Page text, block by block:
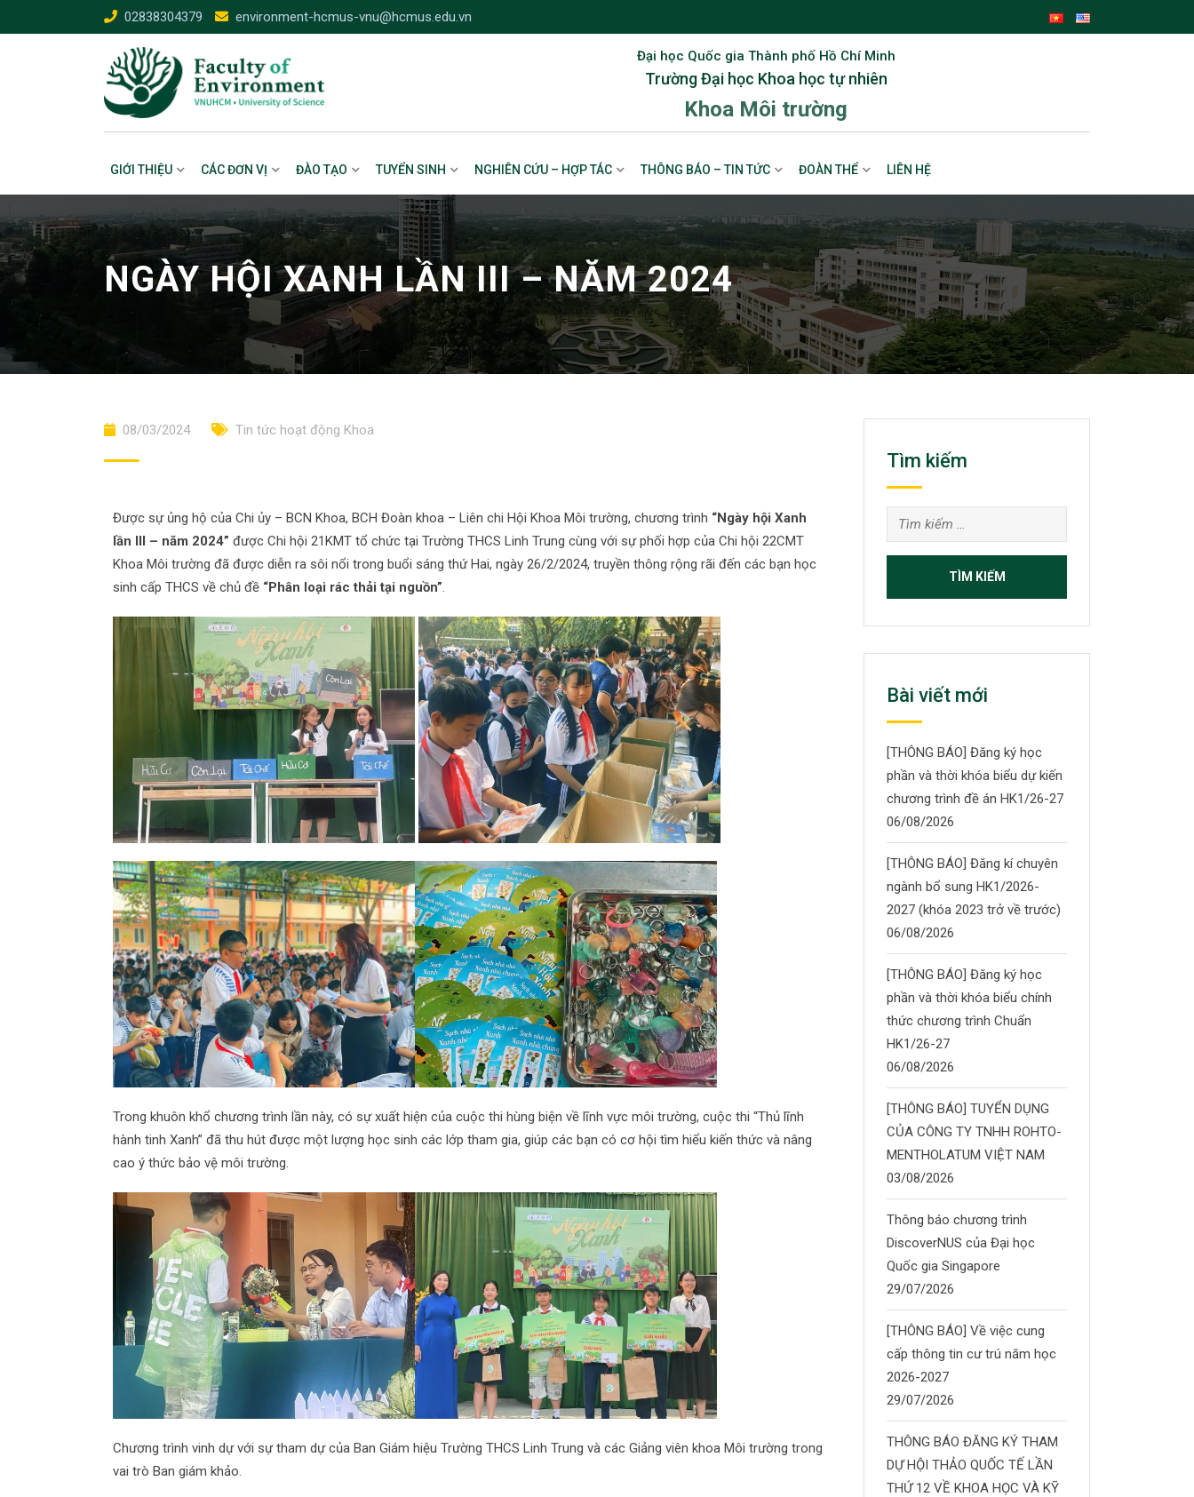
02838304379 environment-hcmus-vnu@hcmus.edu.vn
Đại học Quốc gia Thành phố Hồ Chí Minh
Trường Đại học Khoa học tự nhiên
Khoa Môi trường
GIỚI THIỆU CÁC ĐƠN VỊ ĐÀO TẠO TUYỂN SINH NGHIÊN CỨU – HỢP TÁC THÔNG BÁO – TIN TỨC ĐOÀN THỂ LIÊN HỆ
NGÀY HỘI XANH LẦN III – NĂM 2024
08/03/2024 Tin tức hoạt động Khoa
Được sự ủng hộ của Chi ủy – BCN Khoa, BCH Đoàn khoa – Liên chi Hội Khoa Môi trường, chương trình “Ngày hội Xanh
lần III – năm 2024” được Chi hội 21KMT tổ chức tại Trường THCS Linh Trung cùng với sự phối hợp của Chi hội 22CMT
Khoa Môi trường đã được diễn ra sôi nổi trong buổi sáng thứ Hai, ngày 26/2/2024, truyền thông rộng rãi đến các bạn học
sinh cấp THCS về chủ đề “Phân loại rác thải tại nguồn”.
Trong khuôn khổ chương trình lần này, có sự xuất hiện của cuộc thi hùng biện về lĩnh vực môi trường, cuộc thi “Thủ lĩnh
hành tinh Xanh” đã thu hút được một lượng học sinh các lớp tham gia, giúp các bạn có cơ hội tìm hiểu kiến thức và nâng
cao ý thức bảo vệ môi trường.
Chương trình vinh dự với sự tham dự của Ban Giám hiệu Trường THCS Linh Trung và các Giảng viên khoa Môi trường trong
vai trò Ban giám khảo.
Tìm kiếm
Bài viết mới
[THÔNG BÁO] Đăng ký học
phần và thời khóa biểu dự kiến
chương trình đề án HK1/26-27
06/08/2026
[THÔNG BÁO] Đăng kí chuyên
ngành bổ sung HK1/2026-
2027 (khóa 2023 trở về trước)
06/08/2026
[THÔNG BÁO] Đăng ký học
phần và thời khóa biểu chính
thức chương trình Chuẩn
HK1/26-27
06/08/2026
[THÔNG BÁO] TUYỂN DỤNG
CỦA CÔNG TY TNHH ROHTO-
MENTHOLATUM VIỆT NAM
03/08/2026
Thông báo chương trình
DiscoverNUS của Đại học
Quốc gia Singapore
29/07/2026
[THÔNG BÁO] Về việc cung
cấp thông tin cư trú năm học
2026-2027
29/07/2026
THÔNG BÁO ĐĂNG KÝ THAM
DỰ HỘI THẢO QUỐC TẾ LẦN
THỨ 12 VỀ KHOA HỌC VÀ KỸ